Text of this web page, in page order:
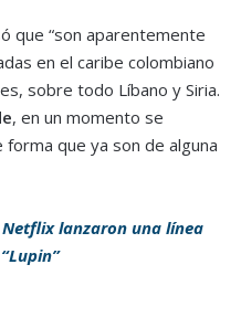
que “son aparentemente
en el caribe colombiano
sobre todo Líbano y Siria.
, en un momento se
que ya son de alguna
lanzaron una línea